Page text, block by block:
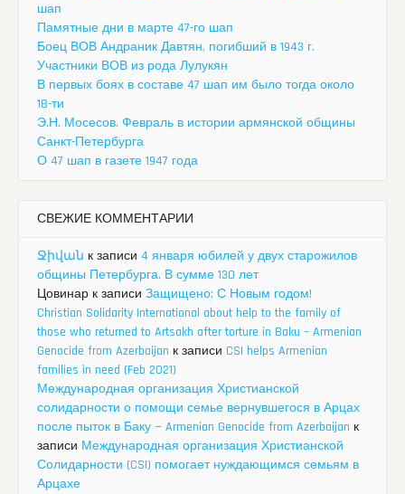
шап
Памятные дни в марте 47-го шап
Боец ВОВ Андраник Давтян, погибший в 1943 г.
Участники ВОВ из рода Лулукян
В первых боях в составе 47 шап им было тогда около
18-ти
Э.Н. Мосесов. Февраль в истории армянской общины
Санкт-Петербурга
О 47 шап в газете 1947 года
СВЕЖИЕ КОММЕНТАРИИ
Ջիվան к записи 4 января юбилей у двух старожилов
общины Петербурга. В сумме 130 лет
Цовинар к записи Защищено: С Новым годом!
Christian Solidarity International about help to the family of
those who returned to Artsakh after torture in Baku – Armenian
Genocide from Azerbaijan к записи CSI helps Armenian
families in need (Feb 2021)
Международная организация Христианской
солидарности о помощи семье вернувшегося в Арцах
после пыток в Баку — Armenian Genocide from Azerbaijan к
записи Международная организация Христианской
Солидарности (CSI) помогает нуждающимся семьям в
Арцахе